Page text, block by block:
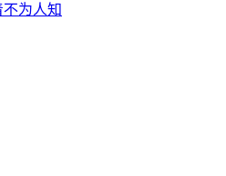
为人知